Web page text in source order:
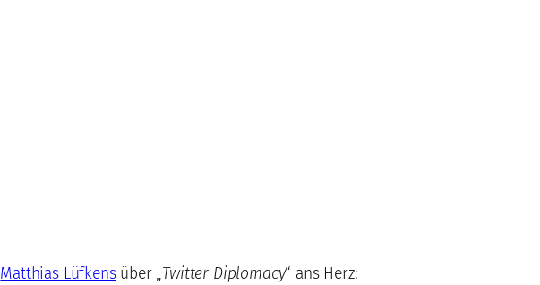
Matthias Lüfkensüber „Twitter Diplomacy“ ans Herz: